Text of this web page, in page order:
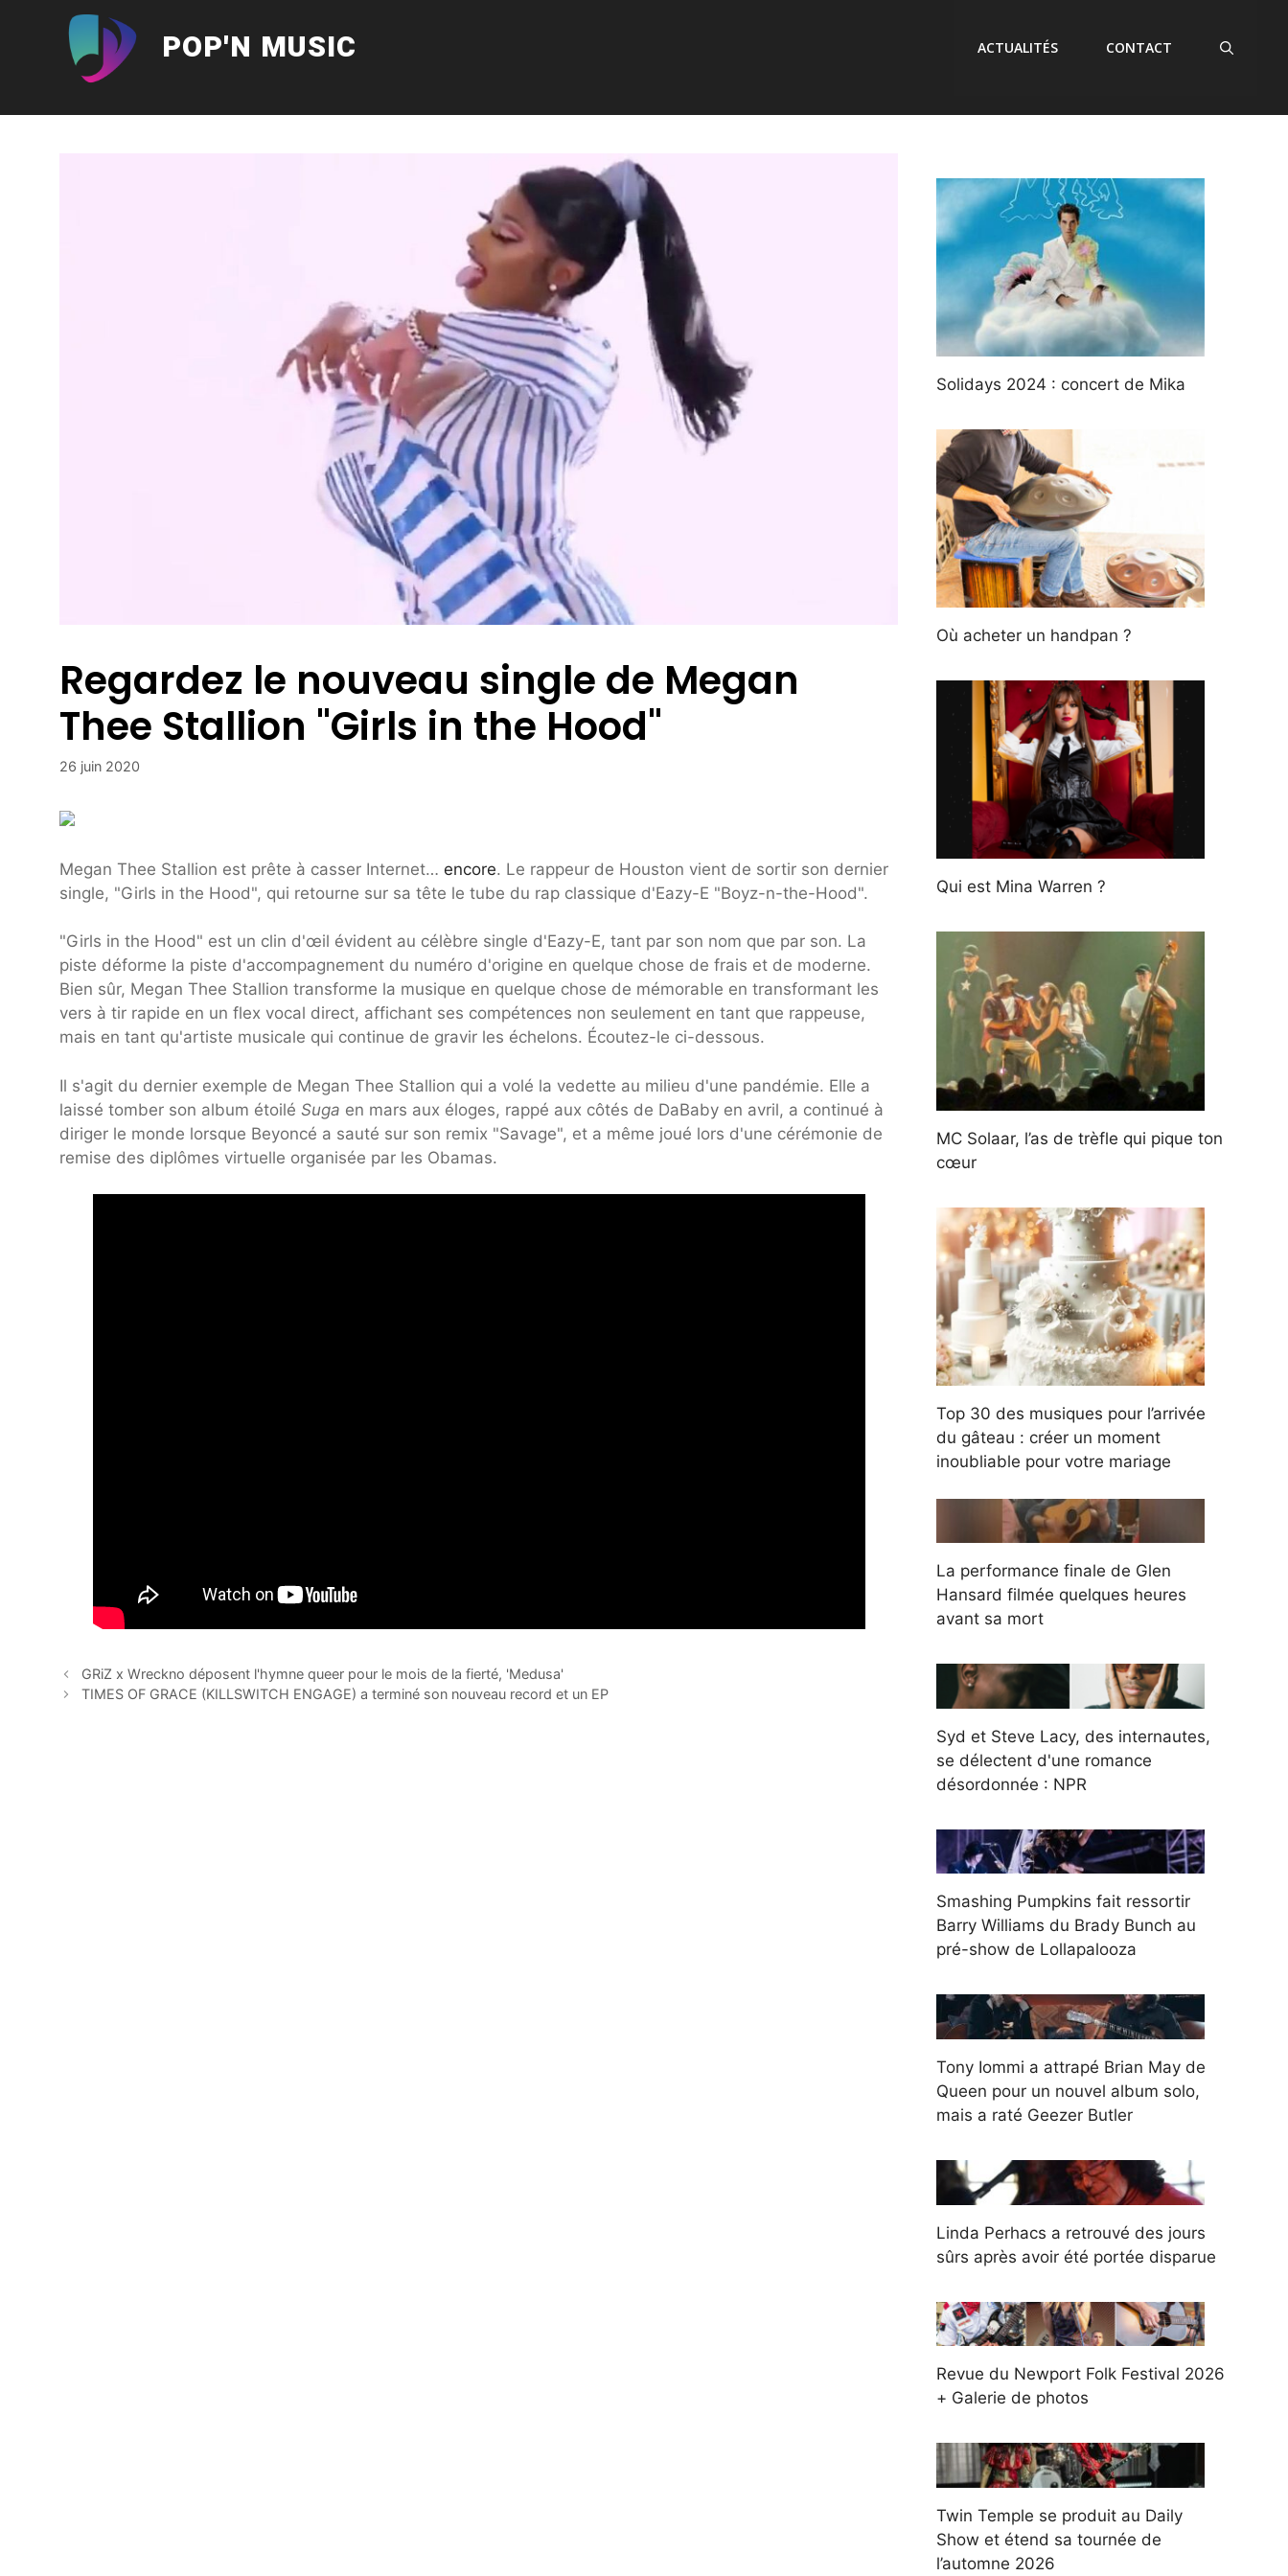
POP'N MUSIC ACTUALITÉS CONTACT
Regardez le nouveau single de Megan
Thee Stallion "Girls in the Hood"
26 juin 2020
Megan Thee Stallion est prête à casser Internet… encore. Le rappeur de Houston vient de sortir son dernier
single, "Girls in the Hood", qui retourne sur sa tête le tube du rap classique d'Eazy-E "Boyz-n-the-Hood".
"Girls in the Hood" est un clin d'œil évident au célèbre single d'Eazy-E, tant par son nom que par son. La
piste déforme la piste d'accompagnement du numéro d'origine en quelque chose de frais et de moderne.
Bien sûr, Megan Thee Stallion transforme la musique en quelque chose de mémorable en transformant les
vers à tir rapide en un flex vocal direct, affichant ses compétences non seulement en tant que rappeuse,
mais en tant qu'artiste musicale qui continue de gravir les échelons. Écoutez-le ci-dessous.
Il s'agit du dernier exemple de Megan Thee Stallion qui a volé la vedette au milieu d'une pandémie. Elle a
laissé tomber son album étoilé Suga en mars aux éloges, rappé aux côtés de DaBaby en avril, a continué à
diriger le monde lorsque Beyoncé a sauté sur son remix "Savage", et a même joué lors d'une cérémonie de
remise des diplômes virtuelle organisée par les Obamas.
GRiZ x Wreckno déposent l'hymne queer pour le mois de la fierté, 'Medusa'
TIMES OF GRACE (KILLSWITCH ENGAGE) a terminé son nouveau record et un EP
Solidays 2024 : concert de Mika
Où acheter un handpan ?
Qui est Mina Warren ?
MC Solaar, l’as de trèfle qui pique ton
cœur
Top 30 des musiques pour l’arrivée
du gâteau : créer un moment
inoubliable pour votre mariage
La performance finale de Glen
Hansard filmée quelques heures
avant sa mort
Syd et Steve Lacy, des internautes,
se délectent d'une romance
désordonnée : NPR
Smashing Pumpkins fait ressortir
Barry Williams du Brady Bunch au
pré-show de Lollapalooza
Tony Iommi a attrapé Brian May de
Queen pour un nouvel album solo,
mais a raté Geezer Butler
Linda Perhacs a retrouvé des jours
sûrs après avoir été portée disparue
Revue du Newport Folk Festival 2026
+ Galerie de photos
Twin Temple se produit au Daily
Show et étend sa tournée de
l’automne 2026